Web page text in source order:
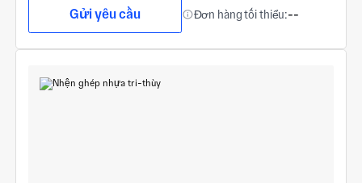
Gửi yêu cầu Đơn hàng tối thiểu:--